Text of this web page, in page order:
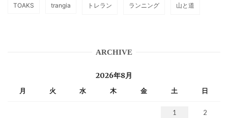
TOAKS trangia トレラン ランニング 山と道
ARCHIVE
2026年8月
月 火 水 木 金 土 日
1 2